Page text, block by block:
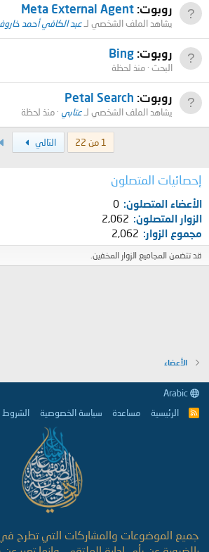
روبوت: Meta External Agent
يشاهد الملف الشخصي لـ عبد الكافي أحمد
روبوت: Bing
البحث منذ لحظة
روبوت: Petal Search
يشاهد الملف الشخصي لـعتابي منذ لحظة
1 من 22 التالي
إحصائيات المتصلون
الأعضاء المتصلون 0
الزوار المتصلون
2,062
مجموع الزوار
2,062
قد تتضمن المجاميع الزوار المخفين.
الأعضاء
R
الرئيسية مساعدة سياسة الخصوصية الشروط
جميع الموضوعات والمشاركات التي تطرح في